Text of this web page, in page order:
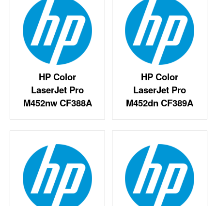
HP Color
LaserJet Pro
M452dn CF389A
HP Color
LaserJet Pro
M452nw CF388A